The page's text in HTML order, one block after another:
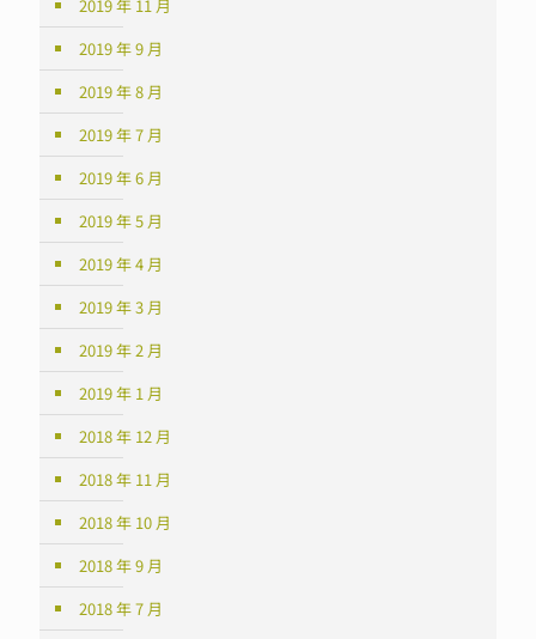
2019 年 11 月
2019 年 9 月
2019 年 8 月
2019 年 7 月
2019 年 6 月
2019 年 5 月
2019 年 4 月
2019 年 3 月
2019 年 2 月
2019 年 1 月
2018 年 12 月
2018 年 11 月
2018 年 10 月
2018 年 9 月
2018 年 7 月